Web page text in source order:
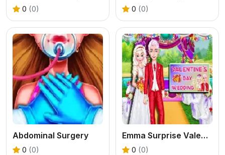
0 (0) 0 (0)
Abdominal Surgery
0 (0)
Emma Surprise Valentine Dessert
0 (0)